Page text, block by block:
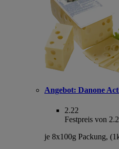
Angebot: Danone
2.22
Festpreis von
je 8x100g Packung,